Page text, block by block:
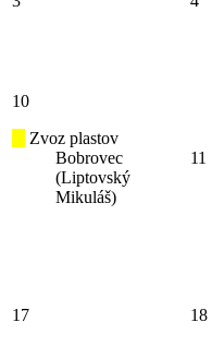
10
Zvoz plastov
Bobrovec
(Liptovský
Mikuláš)
11
17 18